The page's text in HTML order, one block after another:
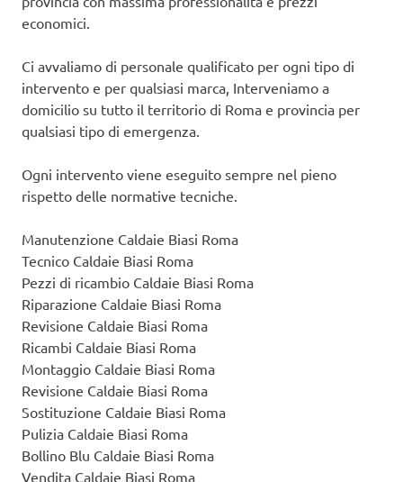
economici.
Ci avvaliamo di personale qualificato per ogni tipo di
intervento e per qualsiasi marca, Interveniamo a
domicilio su tutto il territorio di Roma e provincia per
qualsiasi tipo di emergenza.
Ogni intervento viene eseguito sempre nel pieno
rispetto delle normative tecniche.
Manutenzione Caldaie Biasi Roma
Tecnico Caldaie Biasi Roma
Pezzi di ricambio Caldaie Biasi Roma
Riparazione Caldaie Biasi Roma
Revisione Caldaie Biasi Roma
Ricambi Caldaie Biasi Roma
Montaggio Caldaie Biasi Roma
Revisione Caldaie Biasi Roma
Sostituzione Caldaie Biasi Roma
Pulizia Caldaie Biasi Roma
Bollino Blu Caldaie Biasi Roma
Vendita Caldaie Biasi Roma